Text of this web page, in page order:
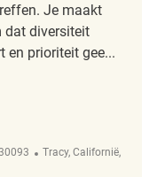
Je maakt
dat diversiteit
en prioriteit gee...
Plaats
Tracy, Californië,